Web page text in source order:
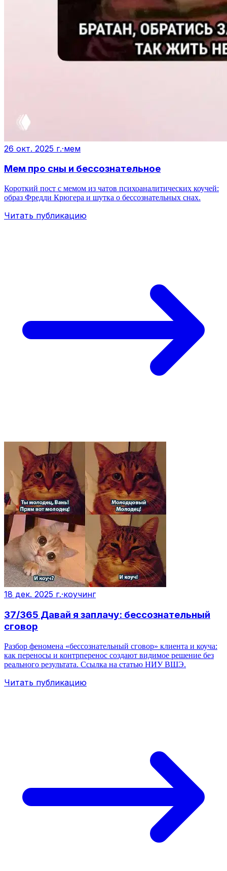
26 окт. 2025 г.·мем
Мем про сны и бессознательное
Короткий пост с мемом из чатов психоаналитических коучей:
образ Фредди Крюгера и шутка о бессознательных снах.
Читать публикацию
18 дек. 2025 г.·коучинг
37/365 Давай я заплачу: бессознательный
сговор
Разбор феномена «бессознательный сговор» клиента и коуча:
как переносы и контрперенос создают видимое решение без
реального результата. Ссылка на статью НИУ ВШЭ.
Читать публикацию